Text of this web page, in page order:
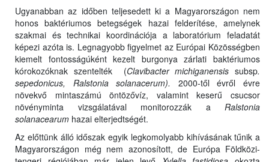
Ugyanabban az időben teljesedett ki a Magyarországon nem
honos baktériumos betegségek hazai felderítése, amelynek
szakmai és technikai koordinációja a laboratórium feladatát
képezi azóta is. Legnagyobb figyelmet az Európai Közösségben
kiemelt fontosságúként kezelt burgonya zárlati baktériumos
kórokozóknak szentelték (Clavibacter michiganensissubsp.
sepedonicus, Ralstonia solanacerum). 2000-től évről évre
növekvő mintaszámú öntözővíz, valamint keserű csucsor
növényminta vizsgálatával monitorozzák a Ralstonia
solanacearum hazai elterjedtségét.
Az előttünk álló időszak egyik legkomolyabb kihívásának tűnik a
Magyarországon még nem azonosított, de Európa Földközi-